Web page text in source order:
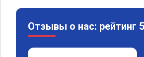
Отзывы о нас: рейтинг